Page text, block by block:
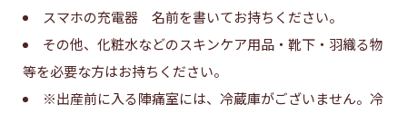
スマホの充電器 名前を書いてお持ちください。
その他、化粧水などのスキンケア用品・靴下・羽織る物
等を必要な方はお持ちください。
※出産前に入る陣痛室には、冷蔵庫がございません。冷